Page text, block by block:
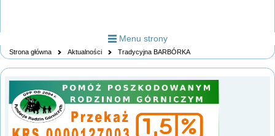
Menu strony
Strona główna Aktualności Tradycyjna BARBÓRKA